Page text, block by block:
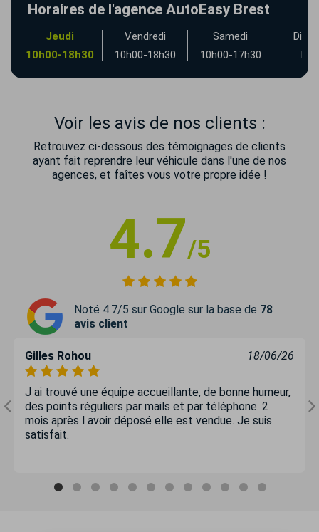
Horaires de l'agence AutoEasy Brest
Jeudi
10h00-18h30
Vendredi
10h00-18h30
Samedi
10h00-17h30
Voir les avis de nos clients :
Retrouvez ci-dessous des témoignages de clients
ayant fait reprendre leur véhicule dans l'une de nos
agences, et faîtes vous votre propre idée !
4.7/5
Noté 4.7/5 sur Google sur la base de 78
avis client
Gilles Rohou 18/06/26
J ai trouvé une équipe accueillante, de bonne humeur,
des points réguliers par mails et par téléphone. 2
mois après l avoir déposé elle est vendue. Je suis
satisfait.